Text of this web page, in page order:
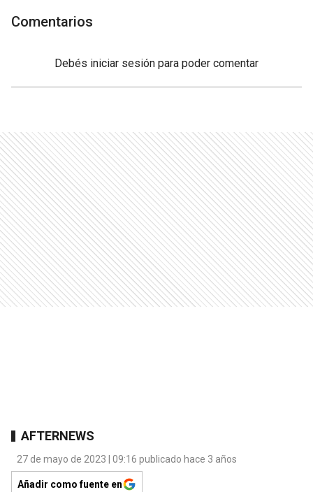
Comentarios
Debés iniciar sesión para poder comentar
AFTERNEWS
27 de mayo de 2023 | 09:16 publicado hace 3 años
Añadir como fuente en